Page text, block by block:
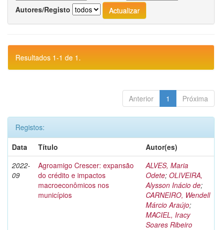
Autores/Registo
Resultados 1-1 de 1.
Anterior 1 Próxima
Registos:
Data
Título
Autor(es)
2022-
09
Agroamigo Crescer: expansão
do crédito e impactos
macroeconômicos nos
municípios
ALVES, Maria
Odete; OLIVEIRA,
Alysson Inácio de;
CARNEIRO, Wendell
Márcio Araújo;
MACIEL, Iracy
Soares Ribeiro